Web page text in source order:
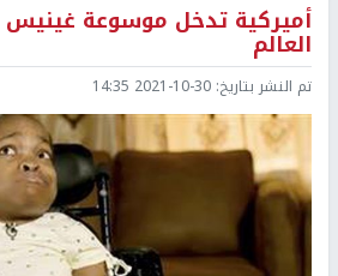
أميركية تدخل موسوعة
العالم
تم النشر بتاريخ: 2021-10-30 14:35